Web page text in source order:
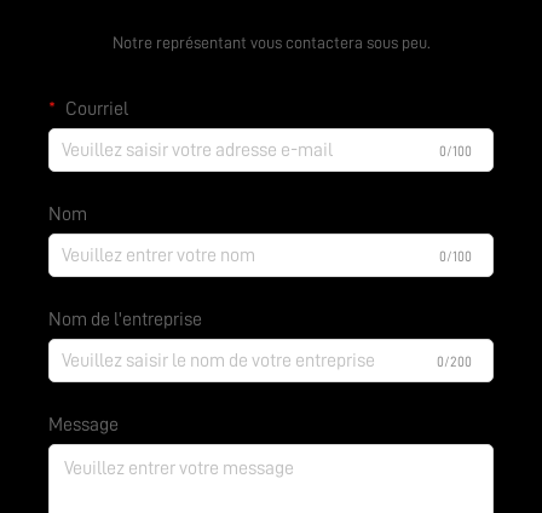
Notre représentant vous contactera sous peu.
Courriel
0/100
Nom
0/100
Nom de l'entreprise
0/200
Message